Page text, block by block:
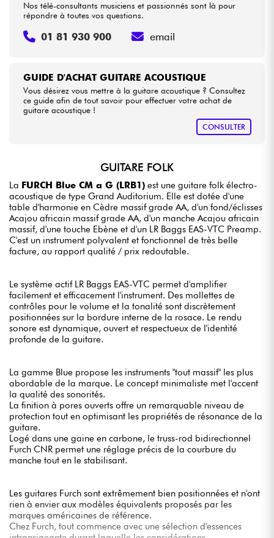
GUIDE D'ACHAT GUITARE ACOUSTIQUE
Vous désirez vous mettre à la guitare acoustique ? Consultez
ce guide afin de tout savoir pour effectuer votre achat de
guitare acoustique !
CONSULTER
Nos télé-consultants musiciens et passionnés sont là pour
répondre à toutes vos questions.
01 81 930 900 email
GUITARE FOLK
La FURCH Blue CM a G (LRB1) est une guitare folk électro-
acoustique de type Grand Auditorium. Elle est dotée d'une
table d'harmonie en Cèdre massif grade AA, d'un fond/éclisses
Acajou africain massif grade AA, d'un manche Acajou africain
massif, d'une touche Ebène et d'un LR Baggs EAS-VTC Preamp.
C'est un instrument polyvalent et fonctionnel de très belle
facture, au rapport qualité / prix redoutable.
Le système actif LR Baggs EAS-VTC permet d'amplifier
facilement et efficacement l'instrument. Des mollettes de
contrôles pour le volume et la tonalité sont discrètement
positionnées sur la bordure interne de la rosace. Le rendu
sonore est dynamique, ouvert et respectueux de l'identité
profonde de la guitare.
La gamme Blue propose les instruments "tout massif" les plus
abordable de la marque. Le concept minimaliste met l'accent
la qualité des sonorités.
La finition à pores ouverts offre un remarquable niveau de
protection tout en optimisant les propriétés de résonance de la
guitare.
Logé dans une gaine en carbone, le truss-rod bidirectionnel
Furch CNR permet une réglage précis de la courbure du
manche tout en le stabilisant.
Les guitares Furch sont extrêmement bien positionnées et n'ont
rien à envier aux modèles équivalents proposés par les
marques américaines de référence.
Chez Furch, tout commence avec une sélection d'essences